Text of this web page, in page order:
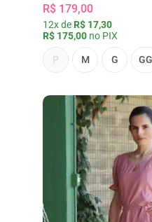
R$ 179,00
12x de R$ 17,30
R$ 175,00 no PIX
P M G GG